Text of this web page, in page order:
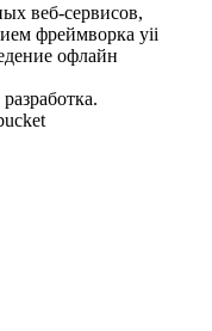
веб-сервисов,
фреймворка yii
офлайн